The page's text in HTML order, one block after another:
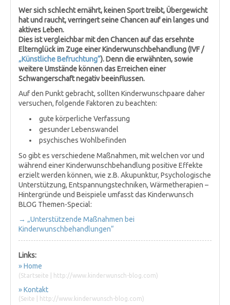
Wer sich schlecht ernährt, keinen Sport treibt, Übergewicht
hat und raucht, verringert seine Chancen auf ein langes und
aktives Leben.
Dies ist vergleichbar mit den Chancen auf das ersehnte
Elternglück im Zuge einer Kinderwunschbehandlung (IVF /
„Künstliche Befruchtung“). Denn die erwähnten, sowie
weitere Umstände können das Erreichen einer
Schwangerschaft negativ beeinflussen.
Auf den Punkt gebracht, sollten Kinderwunschpaare daher
versuchen, folgende Faktoren zu beachten:
gute körperliche Verfassung
gesunder Lebenswandel
psychisches Wohlbefinden
So gibt es verschiedene Maßnahmen, mit welchen vor und
während einer Kinderwunschbehandlung positive Effekte
erzielt werden können, wie z.B. Akupunktur, Psychologische
Unterstützung, Entspannungstechniken, Wärmetherapien –
Hintergründe und Beispiele umfasst das Kinderwunsch
BLOG Themen-Special:
→ „Unterstützende Maßnahmen bei
Kinderwunschbehandlungen“
Links:
» Home
(Startseite | http://www.kinderwunsch-blog.com)
» Kontakt
(Seite | http://www.kinderwunsch-blog.com)